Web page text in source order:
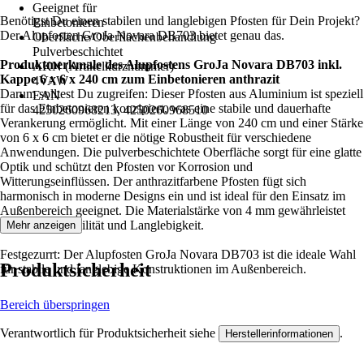
Geeignet für
Einbetonieren
Oberfläche/Oberflächenbehandlung
Pulverbeschichtet
AKN (Artikelkurznummer)
4VAW
EAN
4250260968213, 4250260968510
Benötigst Du einen stabilen und langlebigen Pfosten für Dein Projekt?
Der Alupfosten GroJa Novara DB703 bietet genau das.
Produktmerkmale des Alupfostens GroJa Novara DB703 inkl.
Kappe 6 x 6 x 240 cm zum Einbetonieren anthrazit
Darum solltest Du zugreifen: Dieser Pfosten aus Aluminium ist speziell
für das Einbetonieren konzipiert, was eine stabile und dauerhafte
Verankerung ermöglicht. Mit einer Länge von 240 cm und einer Stärke
von 6 x 6 cm bietet er die nötige Robustheit für verschiedene
Anwendungen. Die pulverbeschichtete Oberfläche sorgt für eine glatte
Optik und schützt den Pfosten vor Korrosion und
Witterungseinflüssen. Der anthrazitfarbene Pfosten fügt sich
harmonisch in moderne Designs ein und ist ideal für den Einsatz im
Außenbereich geeignet. Die Materialstärke von 4 mm gewährleistet
zusätzliche Stabilität und Langlebigkeit.
Festgezurrt: Der Alupfosten GroJa Novara DB703 ist die ideale Wahl
für stabile und langlebige Konstruktionen im Außenbereich.
Mehr anzeigen
Produktsicherheit
Bereich überspringen
Verantwortlich für Produktsicherheit siehe Herstellerinformationen .